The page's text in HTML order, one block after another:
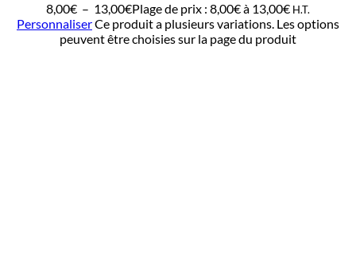
8,00€ – 13,00€Plage de prix : 8,00€ à 13,00€ H.T.
PersonnaliserCe produit a plusieurs variations. Les options
peuvent être choisies sur la page du produit